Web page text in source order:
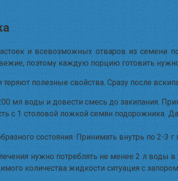
и всевозможных отваров из семени
поэтому каждую порцию готовить
полезные свойства. Сразу после
мл воды и довести смесь до закипания.
с 1 столовой ложкой семян подорожника.
состояния. Принимать внутрь по 2-
нужно потреблять не менее 2 л воды
количества жидкости ситуация с